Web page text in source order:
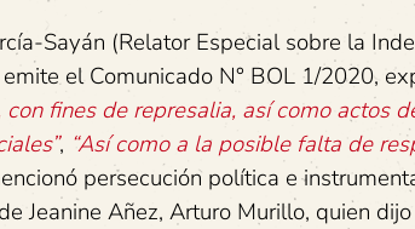
Sayán (Relator Especial sobre la
el Comunicado N° BOL 1/2020,
fines de represalia, así como actos
, “Así como a la posible falta de
persecución política e
Jeanine Añez, Arturo Murillo, quien